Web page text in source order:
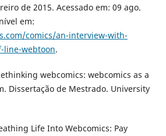
de 2015. Acessado em: 09 ago.
em:
comics/an-interview-with-
line-webtoon.
webcomics: webcomics as a
Dissertação de Mestrado. University
Life Into Webcomics: Pay